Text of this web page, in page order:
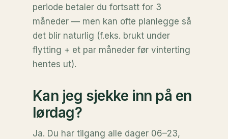
periode betaler du fortsatt for 3
måneder — men kan ofte planlegge så
det blir naturlig (f.eks. brukt under
flytting + et par måneder før vinterting
hentes ut).
Kan jeg sjekke inn på en
lørdag?
Ja. Du har tilgang alle dager 06–23,